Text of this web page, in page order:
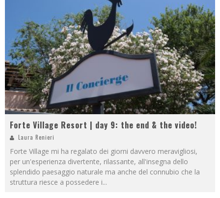
Forte Village Resort | day 9: the end & the video!
Laura Renieri
Forte Village mi ha regalato dei giorni davvero meravigliosi,
per un'esperienza divertente, rilassante, all'insegna dello
splendido paesaggio naturale ma anche del connubio che la
struttura riesce a possedere i...